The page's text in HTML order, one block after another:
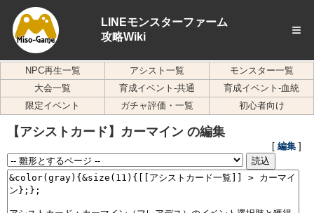
LINEモンスターファーム
攻略Wiki
≡
NPC再生一覧 アシスト一覧
モンスター一覧
大会一覧
育成イベント-共通
育成イベント-血統
限定イベント
ガチャ評価・一覧 初心者向け
【アシストカード】カーマイン の編集
[ 編集 ]